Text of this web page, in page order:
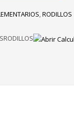
,RODILLOS